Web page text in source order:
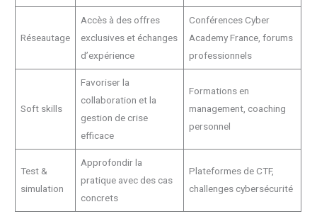
Réseautage
Accès à des offres
exclusives et échanges
d’expérience
Conférences Cyber
Academy France, forums
professionnels
Soft skills
Favoriser la
collaboration et la
gestion de crise
efficace
Formations en
management, coaching
personnel
Test &
simulation
Approfondir la
pratique avec des cas
concrets
Plateformes de CTF,
challenges cybersécurité